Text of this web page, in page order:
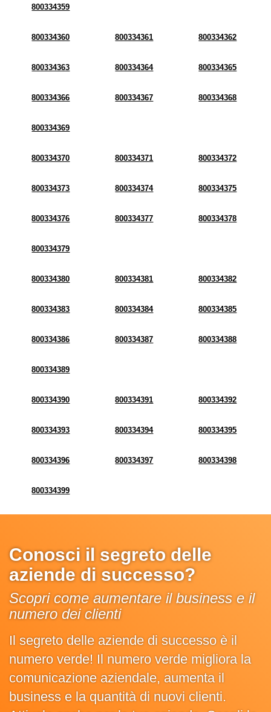
800334359
800334360 800334361 800334362
800334363 800334364 800334365
800334366 800334367 800334368
800334369
800334370 800334371 800334372
800334373 800334374 800334375
800334376 800334377 800334378
800334379
800334380 800334381 800334382
800334383 800334384 800334385
800334386 800334387 800334388
800334389
800334390 800334391 800334392
800334393 800334394 800334395
800334396 800334397 800334398
800334399
Conosci il segreto delle
aziende di successo?
Scopri come aumentare il business e il
numero dei clienti
Il segreto delle aziende di successo è il
numero verde! Il numero verde migliora la
comunicazione aziendale, aumenta il
business e la quantità di nuovi clienti.